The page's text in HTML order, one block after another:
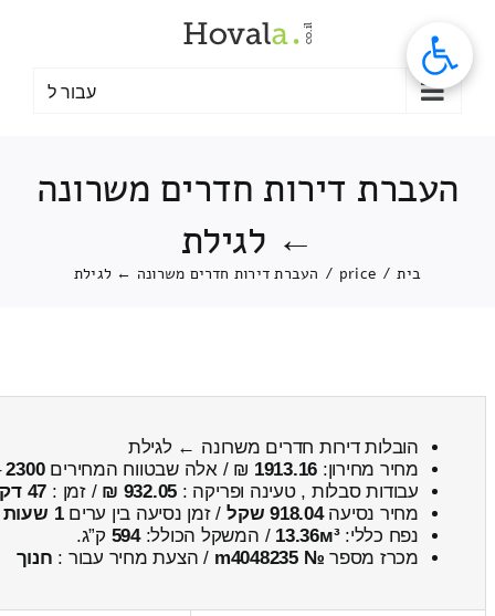
עבור ל
העברת דירות חדרים משרונה
← לגילת
בית /
price
/ העברת דירות חדרים משרונה ← לגילת
הובלות דירות חדרים משרונה ← לגילת
מחיר מחירון: 1913.16 ₪ / אלה שבטווח המחירים2300
עבודות סבלות , טעינה ופריקה : 932.05 ₪ / זמן : 47 דקות 43 שניות
מחיר נסיעה918.04 שקל / זמן נסיעה בין ערים1 שעות , 18 דקות
נפח כללי:13.36м³ / המשקל הכולל:594 ק”ג.
מכרז מספר № m4048235 / הצעת מחיר עבור : חנוך